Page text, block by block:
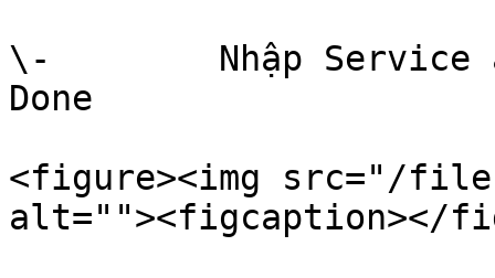
\-        Nhập Service
Done
<figure><img src="/files/
alt=""><figcaption></